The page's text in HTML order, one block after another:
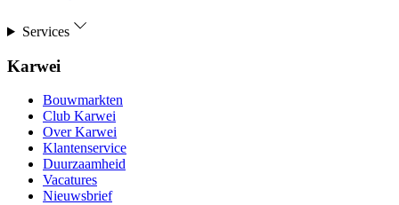
Services
Karwei
Bouwmarkten
Club Karwei
Over Karwei
Klantenservice
Duurzaamheid
Vacatures
Nieuwsbrief